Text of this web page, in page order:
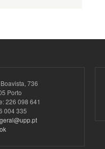
736
Porto
226 098 641
004 335
geral@upp.pt